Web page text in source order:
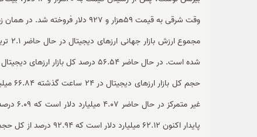
وقت شرقی به قیمت 59هزار و 927 دلار فروخته شد. در همان زمان، اتریوم 2.58 درصد جهش کرد و به 2423 دلار رسید.
شده است. در حال حاضر 56.54 درصد کل بازار ارزهای دیجیتال در اختیار بیت‌کوین است که 0.31 درصد افزایش روزانه را ثبت کرده است.
پایدار اکنون 62.12 میلیارد دلار است که 92.94 درصد از کل حجم 24 ساعته بازار ارزهای دیجیتال را تشکیل می‌دهد.